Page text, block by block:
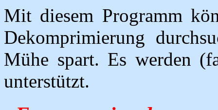
Mit diesem Programm
Dekomprimierung
Mühe spart. Es werden
unterstützt.